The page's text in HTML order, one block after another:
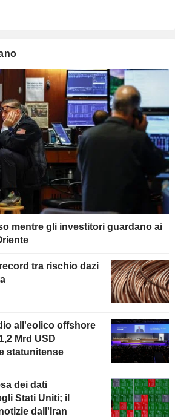
mentre gli investitori guardano ai
tra rischio dazi
all'eolico offshore
Mrd USD
statunitense
dei dati
Stati Uniti; il
dall'Iran